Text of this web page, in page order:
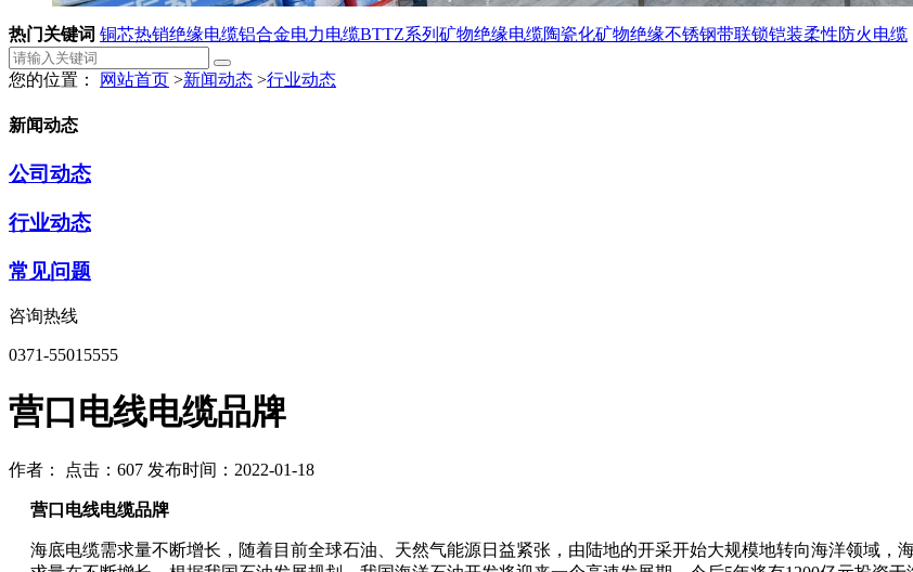
热门关键词 铜芯热销绝缘电缆铝合金电力电缆BTTZ系列矿物绝缘电缆陶瓷化矿物绝缘不锈钢带联锁铠装柔性防火电缆
您的位置： 网站首页 >新闻动态 >行业动态
新闻动态
公司动态
行业动态
常见问题
咨询热线
0371-55015555
营口电线电缆品牌
作者： 点击：607 发布时间：2022-01-18
营口电线电缆品牌
海底电缆需求量不断增长，随着目前全球石油、天然气能源日益紧张，由陆地的开采开始大规模地转向海洋领域